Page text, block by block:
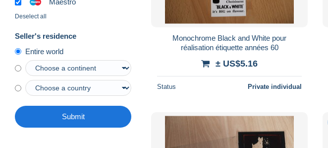
Maestro
Deselect all
Seller's residence
Entire world
Submit
Monochrome Black and White pour
réalisation étiquette années 60
± US$5.16
Status Private individual